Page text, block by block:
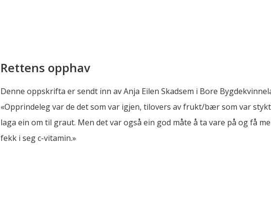
Rettens opphav
Denne oppskrifta er sendt inn av Anja Eilen Skadsem i Bore
«Opprindeleg var de det som var igjen, tilovers av frukt/bær som var
laga ein om til graut. Men det var også ein god måte å ta vare på og få
fekk i seg c-vitamin.»